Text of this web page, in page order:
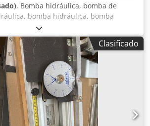
, Bomba hidráulica, bomba de
bomba hidráulica, bomba
motor de corriente continua,
motor de transmisión. -Fabricante:
-Tipo: brida/eje: ver foto,
mm -Cantidad: 4 bombas disponibles -
-Dimensiones: 87/84/H100 mm -Peso:
Adqorf
Clasificado